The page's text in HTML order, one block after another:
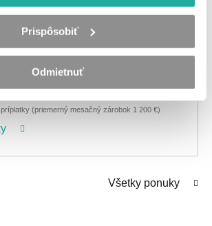
Prispôsobiť
Odmietnuť
– Piešťany
TPP Pridané pred 2 mesiacmi
6,71 €
príplatky (priemerný mesačný zárobok 1 200 €)
Všetky ponuky